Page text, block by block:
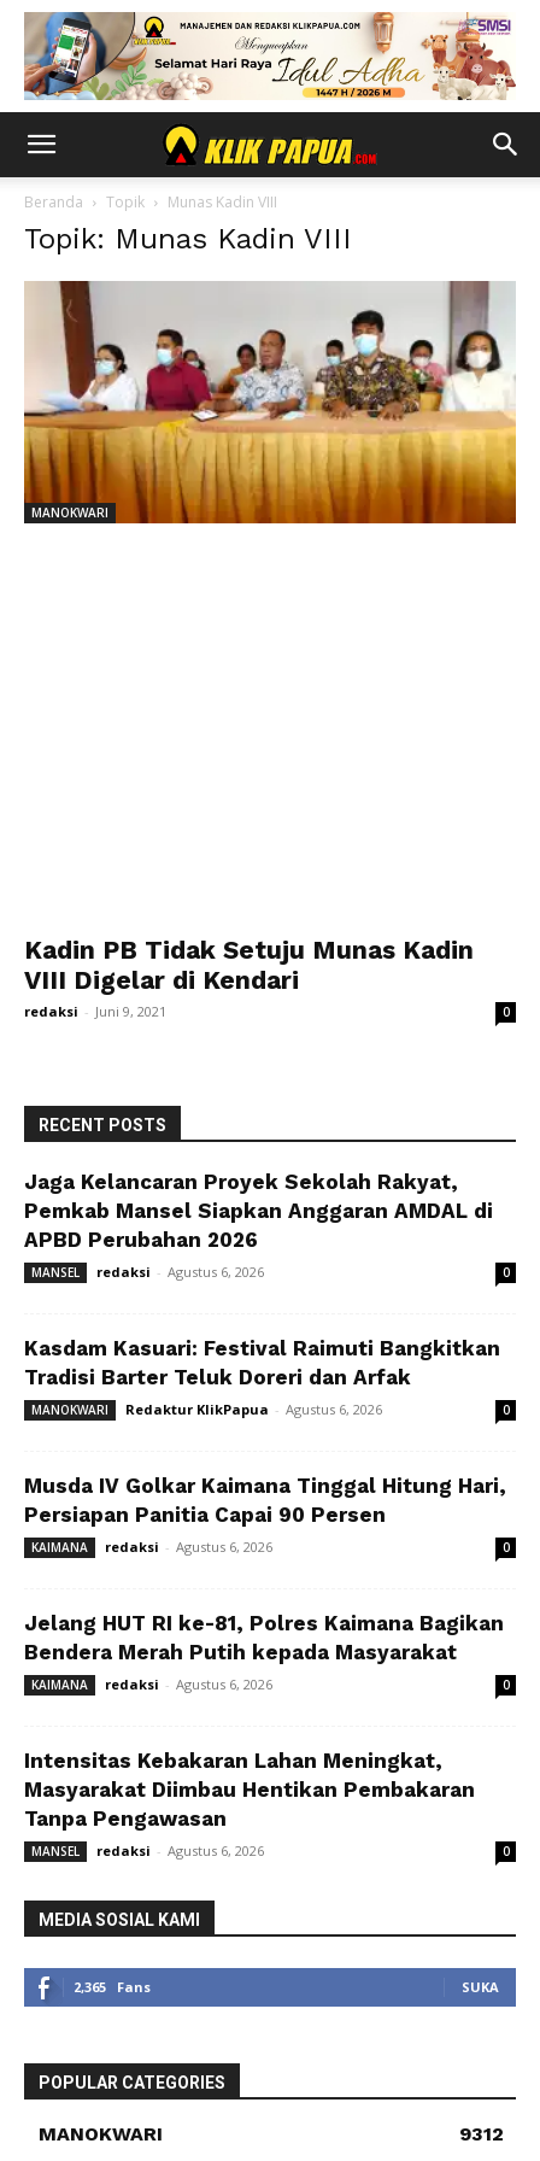
Beranda Topik Munas Kadin VIII
Topik: Munas Kadin VIII
MANOKWARI
Kadin PB Tidak Setuju Munas Kadin
VIII Digelar di Kendari
redaksi - Juni 9, 2021 0
RECENT POSTS
Jaga Kelancaran Proyek Sekolah Rakyat,
Pemkab Mansel Siapkan Anggaran AMDAL di
APBD Perubahan 2026
MANSEL redaksi - Agustus 6, 2026 0
Kasdam Kasuari: Festival Raimuti Bangkitkan
Tradisi Barter Teluk Doreri dan Arfak
MANOKWARI Redaktur KlikPapua - Agustus 6, 2026 0
Musda IV Golkar Kaimana Tinggal Hitung Hari,
Persiapan Panitia Capai 90 Persen
KAIMANA redaksi - Agustus 6, 2026 0
Jelang HUT RI ke-81, Polres Kaimana Bagikan
Bendera Merah Putih kepada Masyarakat
KAIMANA redaksi - Agustus 6, 2026 0
Intensitas Kebakaran Lahan Meningkat,
Masyarakat Diimbau Hentikan Pembakaran
Tanpa Pengawasan
MANSEL redaksi - Agustus 6, 2026 0
MEDIA SOSIAL KAMI
2,365 Fans SUKA
POPULAR CATEGORIES
MANOKWARI
9312